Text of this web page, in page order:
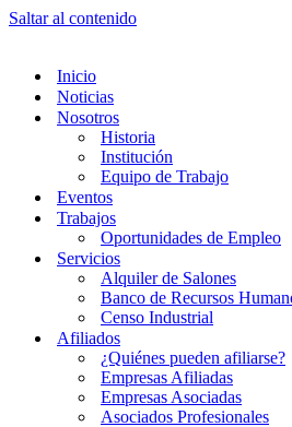
Saltar al contenido
Inicio
Noticias
Nosotros
Historia
Institución
Equipo de Trabajo
Eventos
Trabajos
Oportunidades de Empleo
Servicios
Alquiler de Salones
Banco de Recursos
Censo Industrial
Afiliados
¿Quiénes pueden afiliarse?
Empresas Afiliadas
Empresas Asociadas
Asociados Profesionales